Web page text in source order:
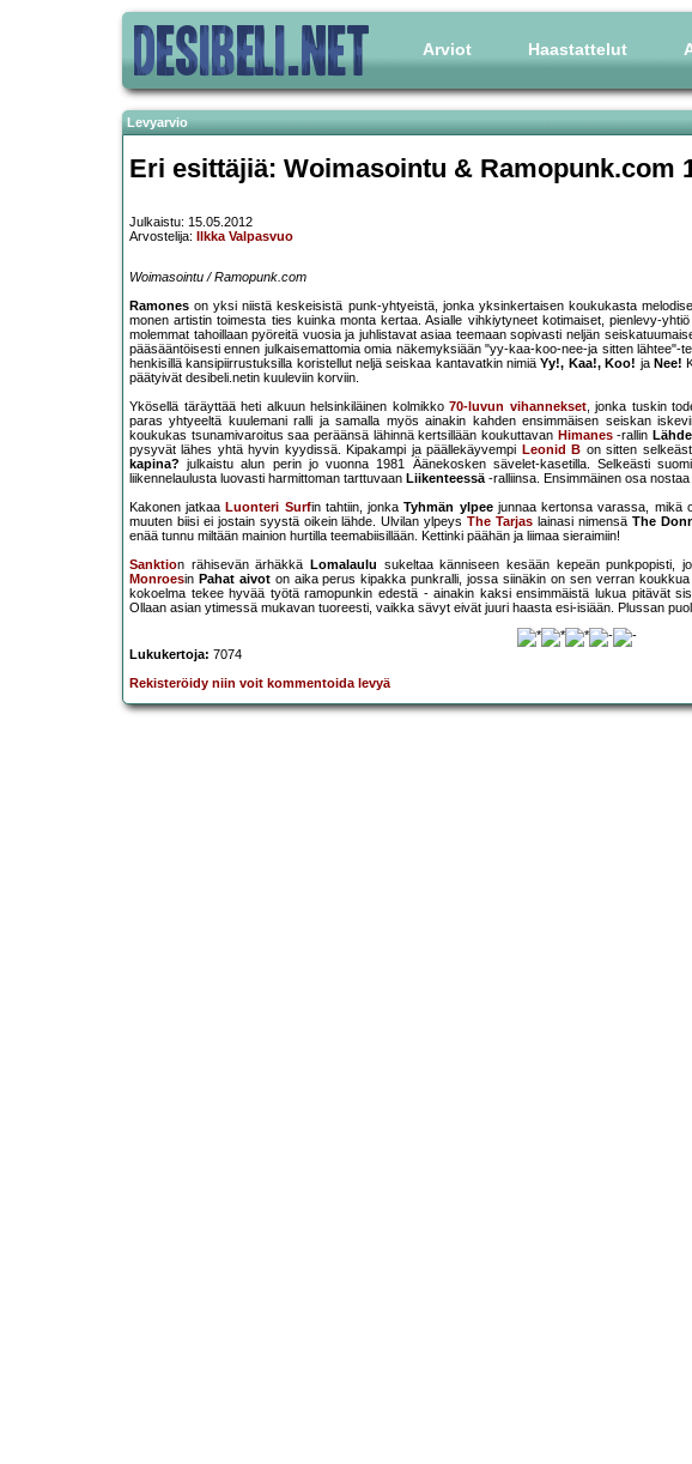
Arviot Haastattelut
Levyarvio
Eri esittäjiä: Woimasointu & Ramopunk.com
Julkaistu: 15.05.2012
Arvostelija:
Ilkka Valpasvuo
Woimasointu / Ramopunk.com
Ramones on yksi niistä keskeisistä punk-yhtyeistä, jonka yksinkertaisen koukukasta
monen artistin toimesta ties kuinka monta kertaa. Asialle vihkiytyneet kotimaiset, pienlevy-
molemmat tahoillaan pyöreitä vuosia ja juhlistavat asiaa teemaan sopivasti neljän
pääsääntöisesti ennen julkaisemattomia omia näkemyksiään "yy-kaa-koo-nee-ja sitten lähtee"-
henkisillä kansipiirrustuksilla koristellut neljä seiskaa kantavatkin nimiäYy!, Kaa!, Koo! ja Nee!
päätyivät desibeli.netin kuuleviin korviin.
Ykösellä täräyttää heti alkuun helsinkiläinen kolmikko70-luvun vihannekset, jonka tuskin
paras yhtyeeltä kuulemani ralli ja samalla myös ainakin kahden ensimmäisen seiskan
koukukas tsunamivaroitus saa peräänsä lähinnä kertsillään koukuttavan Himanes-rallin
pysyvät lähes yhtä hyvin kyydissä. Kipakampi ja päällekäyvempi Leonid B on sitten
kapina? julkaistu alun perin jo vuonna 1981 Äänekosken sävelet-kasetilla. Selkeästi
liikennelaulusta luovasti harmittoman tarttuvaan Liikenteessä-ralliinsa. Ensimmäinen osa
Kakonen jatkaa Luonteri Surfin tahtiin, jonkaTyhmän ylpeejunnaa kertonsa varassa, mikä
muuten biisi ei jostain syystä oikein lähde. Ulvilan ylpeysThe Tarjas lainasi nimensä The
enää tunnu miltään mainion hurtilla teemabiisillään. Kettinki päähän ja liimaa sieraimiin!
Sanktion rähisevän ärhäkkä Lomalaulu sukeltaa känniseen kesään kepeän punkpopisti,
Monroesin Pahat aivoton aika perus kipakka punkralli, jossa siinäkin on sen verran
kokoelma tekee hyvää työtä ramopunkin edestä - ainakin kaksi ensimmäistä lukua pitävät
Ollaan asian ytimessä mukavan tuoreesti, vaikka sävyt eivät juuri haasta esi-isiään. Plussan
Lukukertoja: 7074
Rekisteröidy niin voit kommentoida levyä